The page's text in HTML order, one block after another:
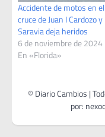
Accidente de motos en el
cruce de Juan I Cardozo y
Saravia deja heridos
6 de noviembre de 2024
En «Florida»